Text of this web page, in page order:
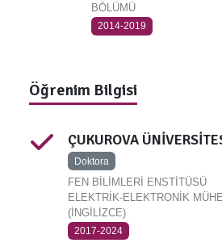
BÖLÜMÜ
2014-2019
Öğrenim Bilgisi
ÇUKUROVA
Doktora
FEN BİLİMLERİ ENSTİTÜSÜ
ELEKTRİK-ELEKTRONİK
(İNGİLİZCE)
2017-2024